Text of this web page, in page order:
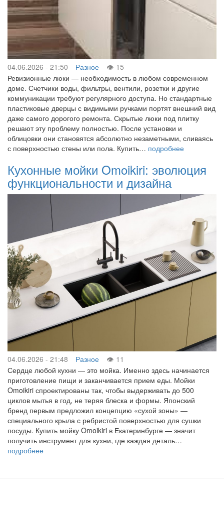
04.06.2026 - 21:50 Разное
15
Ревизионные люки — необходимость в любом современном
доме. Счетчики воды, фильтры, вентили, розетки и другие
коммуникации требуют регулярного доступа. Но стандартные
пластиковые дверцы с видимыми ручками портят внешний вид
даже самого дорогого ремонта. Скрытые люки под плитку
решают эту проблему полностью. После установки и
облицовки они становятся абсолютно незаметными, сливаясь
с поверхностью стены или пола. Купить… подробнее
Кухонные мойки Omoikiri: эволюция
функциональности и дизайна
04.06.2026 - 21:48 Разное
11
Сердце любой кухни — это мойка. Именно здесь начинается
приготовление пищи и заканчивается прием еды. Мойки
Omoikiri спроектированы так, чтобы выдерживать до 500
циклов мытья в год, не теряя блеска и формы. Японский
бренд первым предложил концепцию «сухой зоны» —
специального крыла с ребристой поверхностью для сушки
посуды. Купить мойку Omoikiri в Екатеринбурге — значит
получить инструмент для кухни, где каждая деталь…
подробнее